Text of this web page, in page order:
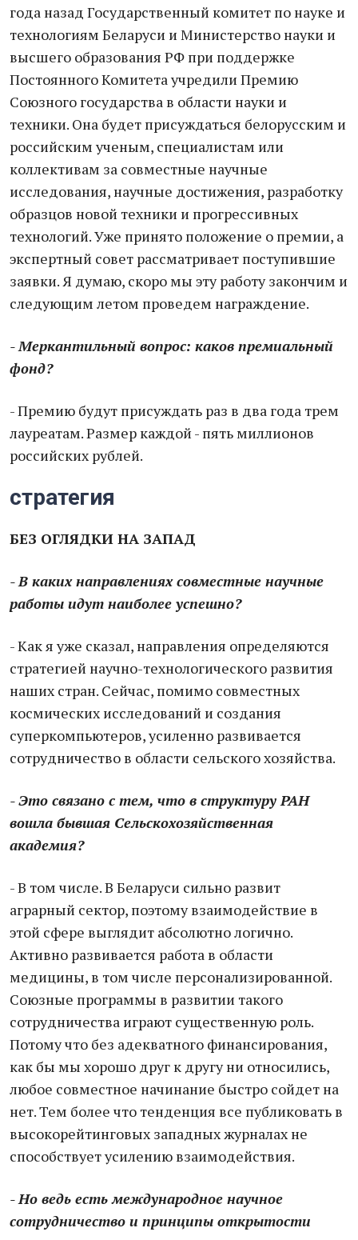
года назад Государственный комитет по науке и
технологиям Беларуси и Министерство науки и
высшего образования РФ при поддержке
Постоянного Комитета учредили Премию
Союзного государства в области науки и
техники. Она будет присуждаться белорусским и
российским ученым, специалистам или
коллективам за совместные научные
исследования, научные достижения, разработку
образцов новой техники и прогрессивных
технологий. Уже принято положение о премии, а
экспертный совет рассматривает поступившие
заявки. Я думаю, скоро мы эту работу закончим и
следующим летом проведем награждение.
- Меркантильный вопрос: каков премиальный
фонд?
- Премию будут присуждать раз в два года трем
лауреатам. Размер каждой - пять миллионов
российских рублей.
стратегия
БЕЗ ОГЛЯДКИ НА ЗАПАД
- В каких направлениях совместные научные
работы идут наиболее успешно?
- Как я уже сказал, направления определяются
стратегией научно-технологического развития
наших стран. Сейчас, помимо совместных
космических исследований и создания
суперкомпьютеров, усиленно развивается
сотрудничество в области сельского хозяйства.
- Это связано с тем, что в структуру РАН
вошла бывшая Сельскохозяйственная
академия?
- В том числе. В Беларуси сильно развит
аграрный сектор, поэтому взаимодействие в
этой сфере выглядит абсолютно логично.
Активно развивается работа в области
медицины, в том числе персонализированной.
Союзные программы в развитии такого
сотрудничества играют существенную роль.
Потому что без адекватного финансирования,
как бы мы хорошо друг к другу ни относились,
любое совместное начинание быстро сойдет на
нет. Тем более что тенденция все публиковать в
высокорейтинговых западных журналах не
способствует усилению взаимодействия.
- Но ведь есть международное научное
сотрудничество и принципы открытости